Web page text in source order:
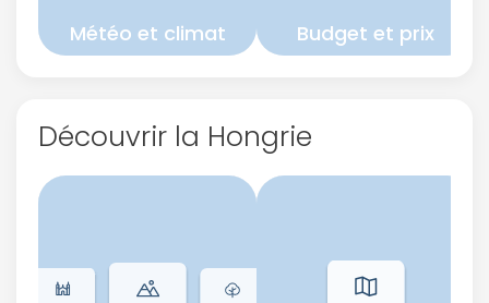
Météo et climat Budget et prix
Découvrir la Hongrie